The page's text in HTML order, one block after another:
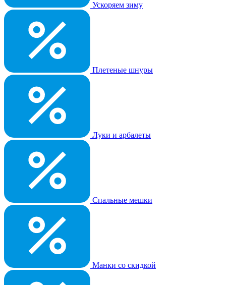
Ускоряем зиму
Плетеные шнуры
Луки и арбалеты
Спальные мешки
Манки со скидкой